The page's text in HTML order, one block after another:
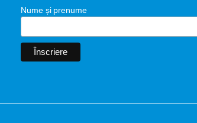
Nume și prenume